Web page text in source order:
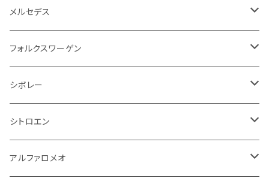
キャデラック
アストンマーティン
シボレー
フォード
アルファロメオ
シトロエン
アルファロメオ
ランドローバー
フィアット
クライスラー
クライスラー
シトロエン
フィアット
ヒュンダイ
ジャガー
センターコンソール
ステアリングホイール
ステアリング
パワーステアリング系
エンジン
エンジンVベルト
オイルフィルター
ラジエーター
クーラント
ミッション
ロイヤルエンフィールド
キムコ
SYM
収納用品
インテリア系
その他
アクセルブレーキペダル
オイルクーラー
ケーブル系
吸気系
ラジエーター
ミラー
フェンダー
サイドミラー
トランクマット
タンドラ
スポイラー
ワイパー系
バンパー
外装系
バイク ブレーキクラッチレバー
エンジン系
エンジンカバー
足回り系
サスペンション
インパネ周り
その他
トランクマット
足回り
サスペンション
ライト系
ヘッドライト
トランクマット
運転席周り
アームレスト
サスペンション
足回り系
フェンダー
シートカバー
オーディオ系
サイドミラー
ハンドル系
その他
リアバンパー
フロアマット
プラグ系
イグニッションコイル
ブレーキ系
アンチロックブレーキ
運転席周り
アームレスト
冷却系
メルセデス
フロアマット
リアバンパー
その他
フォルクスワーゲン
フロアマット
プラグ系
イグニッションコイル
ブレーキ系
シボレー
フロアマット
その他
シトロエン
フロアマット
アルファロメオ